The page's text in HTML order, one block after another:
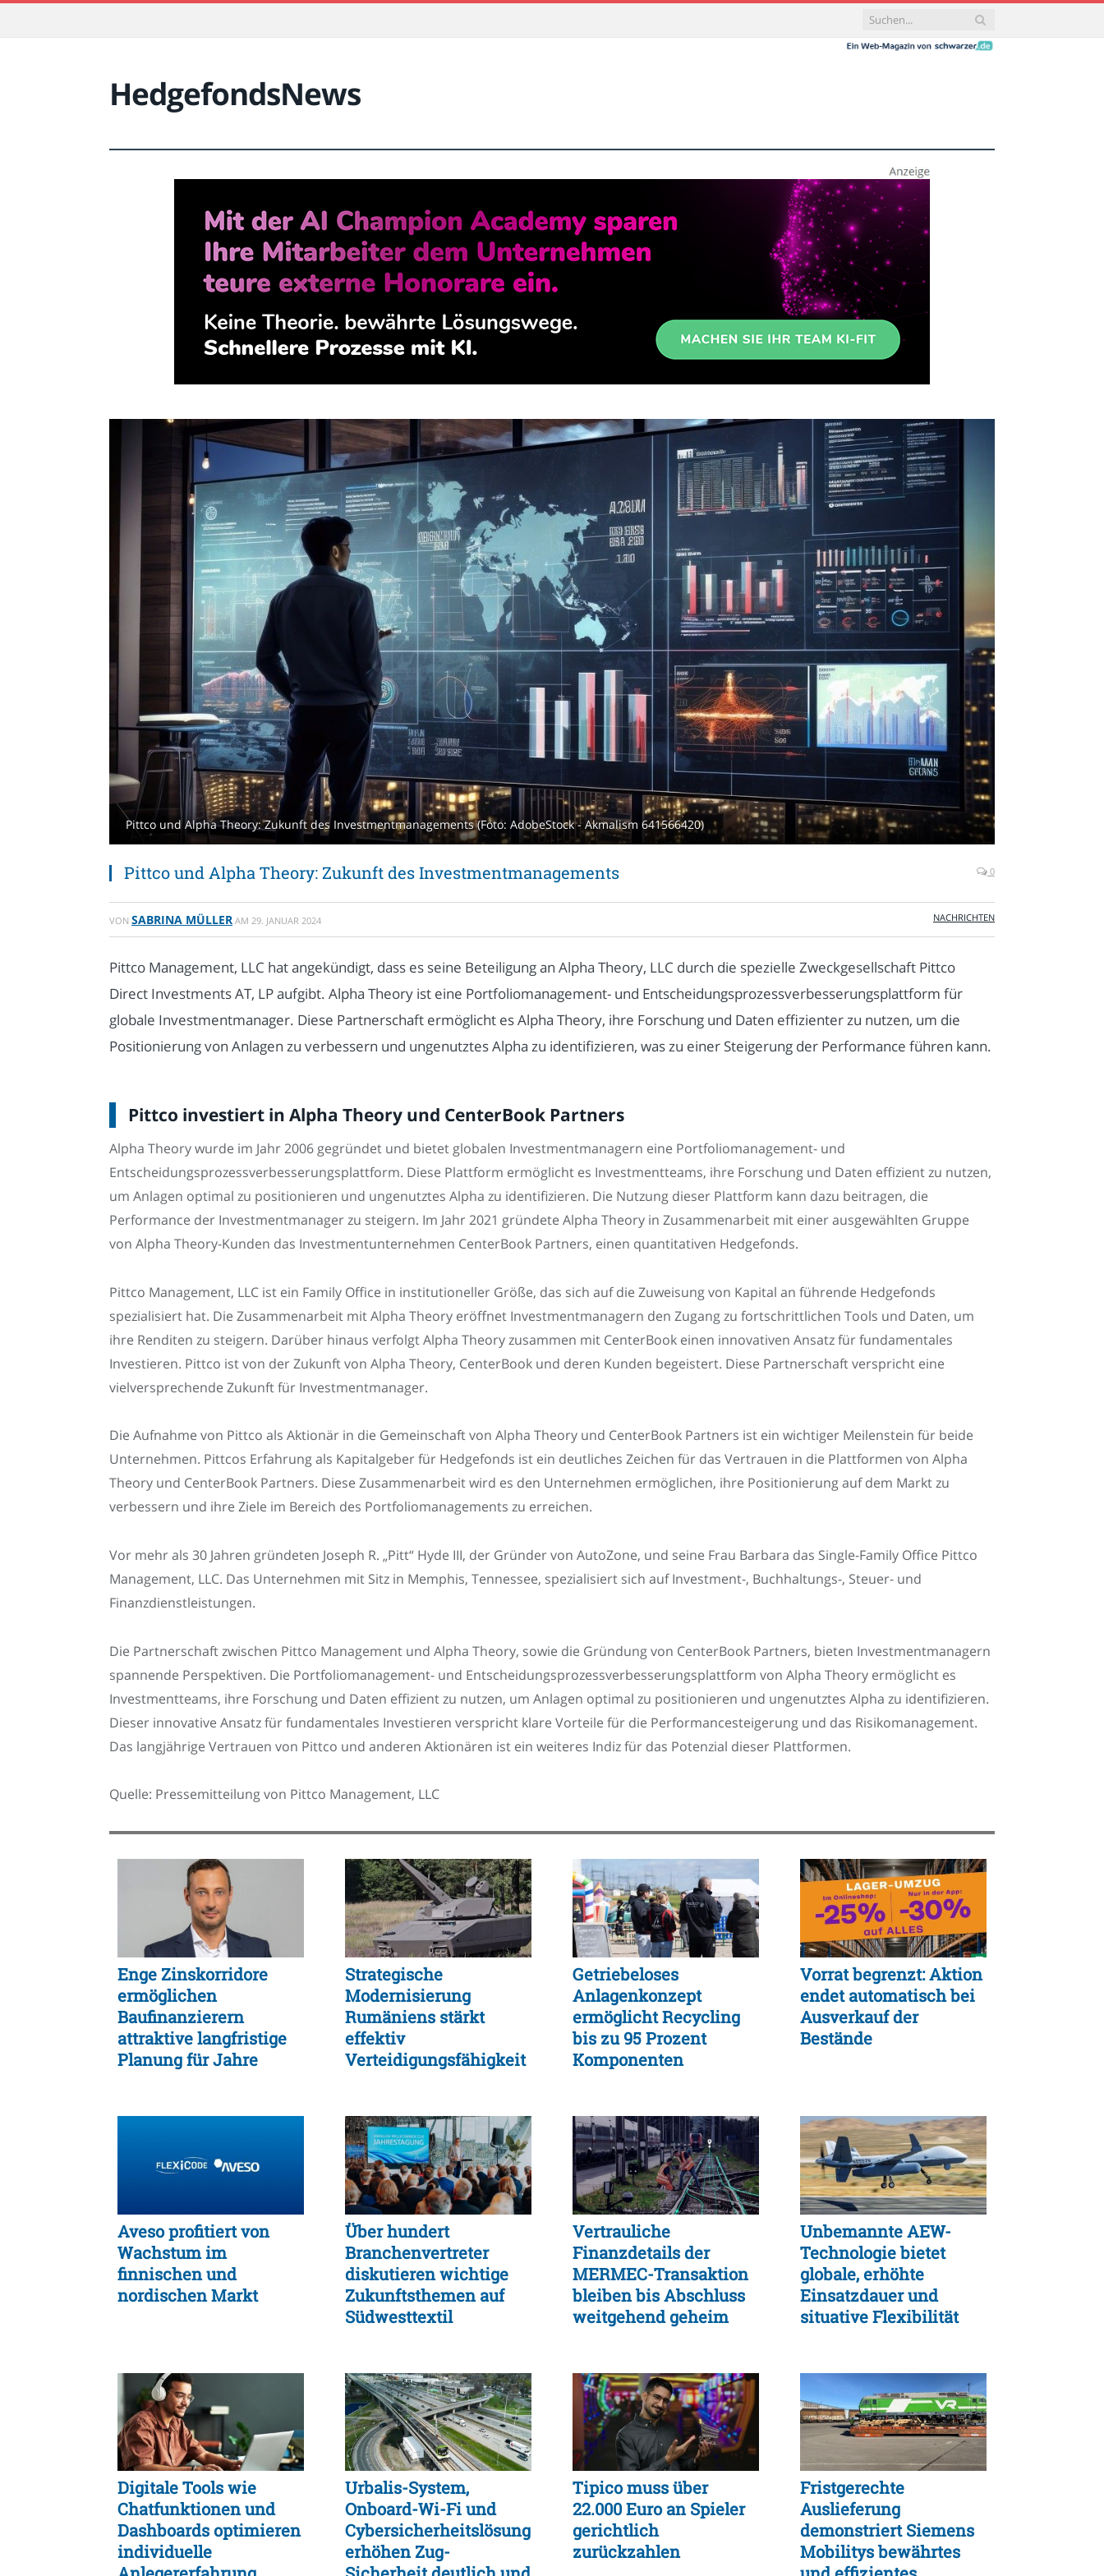
HedgefondsNews
Pittco und Alpha Theory: Zukunft des Investmentmanagements (Foto: AdobeStock - Akmalism 641566420)
Pittco und Alpha Theory: Zukunft des Investmentmanagements 0
VON SABRINA MÜLLER AM 29. JANUAR 2024 NACHRICHTEN
Pittco Management, LLC hat angekündigt, dass es seine Beteiligung an Alpha Theory, LLC durch die spezielle Zweckgesellschaft Pittco
Direct Investments AT, LP aufgibt. Alpha Theory ist eine Portfoliomanagement- und Entscheidungsprozessverbesserungsplattform für
globale Investmentmanager. Diese Partnerschaft ermöglicht es Alpha Theory, ihre Forschung und Daten effizienter zu nutzen, um die
Positionierung von Anlagen zu verbessern und ungenutztes Alpha zu identifizieren, was zu einer Steigerung der Performance führen kann.
Pittco investiert in Alpha Theory und CenterBook Partners
Alpha Theory wurde im Jahr 2006 gegründet und bietet globalen Investmentmanagern eine Portfoliomanagement- und
Entscheidungsprozessverbesserungsplattform. Diese Plattform ermöglicht es Investmentteams, ihre Forschung und Daten effizient zu nutzen,
um Anlagen optimal zu positionieren und ungenutztes Alpha zu identifizieren. Die Nutzung dieser Plattform kann dazu beitragen, die
Performance der Investmentmanager zu steigern. Im Jahr 2021 gründete Alpha Theory in Zusammenarbeit mit einer ausgewählten Gruppe
von Alpha Theory-Kunden das Investmentunternehmen CenterBook Partners, einen quantitativen Hedgefonds.
Pittco Management, LLC ist ein Family Office in institutioneller Größe, das sich auf die Zuweisung von Kapital an führende Hedgefonds
spezialisiert hat. Die Zusammenarbeit mit Alpha Theory eröffnet Investmentmanagern den Zugang zu fortschrittlichen Tools und Daten, um
ihre Renditen zu steigern. Darüber hinaus verfolgt Alpha Theory zusammen mit CenterBook einen innovativen Ansatz für fundamentales
Investieren. Pittco ist von der Zukunft von Alpha Theory, CenterBook und deren Kunden begeistert. Diese Partnerschaft verspricht eine
vielversprechende Zukunft für Investmentmanager.
Die Aufnahme von Pittco als Aktionär in die Gemeinschaft von Alpha Theory und CenterBook Partners ist ein wichtiger Meilenstein für beide
Unternehmen. Pittcos Erfahrung als Kapitalgeber für Hedgefonds ist ein deutliches Zeichen für das Vertrauen in die Plattformen von Alpha
Theory und CenterBook Partners. Diese Zusammenarbeit wird es den Unternehmen ermöglichen, ihre Positionierung auf dem Markt zu
verbessern und ihre Ziele im Bereich des Portfoliomanagements zu erreichen.
Vor mehr als 30 Jahren gründeten Joseph R. „Pitt“ Hyde III, der Gründer von AutoZone, und seine Frau Barbara das Single-Family Office Pittco
Management, LLC. Das Unternehmen mit Sitz in Memphis, Tennessee, spezialisiert sich auf Investment-, Buchhaltungs-, Steuer- und
Finanzdienstleistungen.
Die Partnerschaft zwischen Pittco Management und Alpha Theory, sowie die Gründung von CenterBook Partners, bieten Investmentmanagern
spannende Perspektiven. Die Portfoliomanagement- und Entscheidungsprozessverbesserungsplattform von Alpha Theory ermöglicht es
Investmentteams, ihre Forschung und Daten effizient zu nutzen, um Anlagen optimal zu positionieren und ungenutztes Alpha zu identifizieren.
Dieser innovative Ansatz für fundamentales Investieren verspricht klare Vorteile für die Performancesteigerung und das Risikomanagement.
Das langjährige Vertrauen von Pittco und anderen Aktionären ist ein weiteres Indiz für das Potenzial dieser Plattformen.
Quelle: Pressemitteilung von Pittco Management, LLC
Enge Zinskorridore
ermöglichen
Baufinanzierern
attraktive langfristige
Planung für Jahre
Strategische
Modernisierung
Rumäniens stärkt
effektiv
Verteidigungsfähigkeit
Getriebeloses
Anlagenkonzept
ermöglicht Recycling
bis zu 95 Prozent
Komponenten
Vorrat begrenzt: Aktion
endet automatisch bei
Ausverkauf der
Bestände
Aveso profitiert von
Wachstum im
finnischen und
nordischen Markt
Über hundert
Branchenvertreter
diskutieren wichtige
Zukunftsthemen auf
Südwesttextil
Vertrauliche
Finanzdetails der
MERMEC-Transaktion
bleiben bis Abschluss
weitgehend geheim
Unbemannte AEW-
Technologie bietet
globale, erhöhte
Einsatzdauer und
situative Flexibilität
Digitale Tools wie
Chatfunktionen und
Dashboards optimieren
individuelle
Urbalis-System,
Onboard-Wi-Fi und
Cybersicherheitslösungen
erhöhen Zug-
Tipico muss über
22.000 Euro an Spieler
gerichtlich
zurückzahlen
Fristgerechte
Auslieferung
demonstriert Siemens
Mobilitys bewährtes